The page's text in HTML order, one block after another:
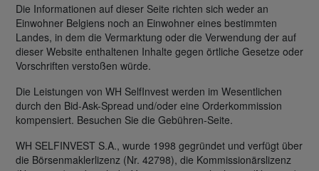
Die Informationen auf dieser Seite richten sich weder an
Einwohner Belgiens noch an Einwohner eines bestimmten
Landes, in dem die Vermarktung oder die Verwendung der auf
dieser Website enthaltenen Inhalte gegen örtliche Gesetze oder
Vorschriften verstoßen würde.
Die Leistungen von WH SelfInvest werden im Wesentlichen
durch den Bid-Ask-Spread und/oder eine Orderkommission
kompensiert. Besuchen Sie die Gebühren-Seite.
WH SELFINVEST S.A., wurde 1998 gegründet und verfügt über
die Börsenmaklerlizenz (Nr. 42798), die Kommissionärslizenz